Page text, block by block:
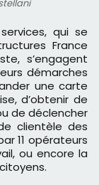
France
s’engagent
démarches
une carte
d’obtenir de
de déclencher
clientèle des
11 opérateurs
ou encore la